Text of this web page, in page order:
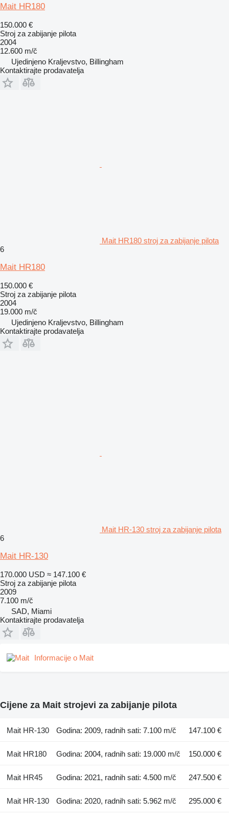
Mait HR180
150.000 €
Stroj za zabijanje pilota
2004
12.600 m/č
Ujedinjeno Kraljevstvo, Billingham
Kontaktirajte prodavatelja
Mait HR180 stroj za zabijanje pilota
6
Mait HR180
150.000 €
Stroj za zabijanje pilota
2004
19.000 m/č
Ujedinjeno Kraljevstvo, Billingham
Kontaktirajte prodavatelja
Mait HR-130 stroj za zabijanje pilota
6
Mait HR-130
170.000 USD ≈ 147.100 €
Stroj za zabijanje pilota
2009
7.100 m/č
SAD, Miami
Kontaktirajte prodavatelja
Informacije o Mait
Cijene za Mait strojevi za zabijanje pilota
Mait HR-130 Godina: 2009, radnih sati: 7.100 m/č 147.100 €
Mait HR180 Godina: 2004, radnih sati: 19.000 m/č 150.000 €
Mait HR45 Godina: 2021, radnih sati: 4.500 m/č 247.500 €
Mait HR-130 Godina: 2020, radnih sati: 5.962 m/č 295.000 €